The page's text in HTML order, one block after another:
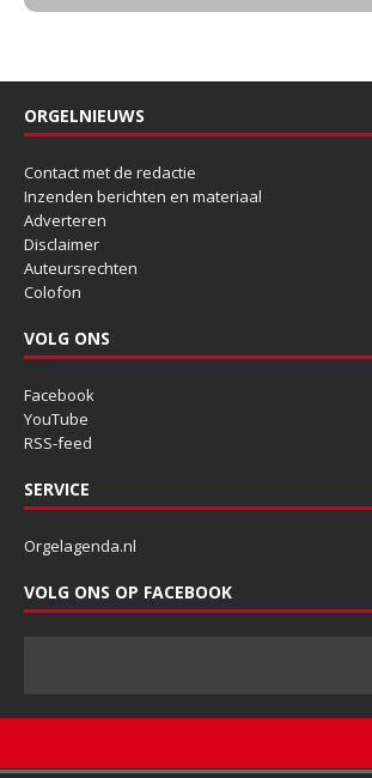
ORGELNIEUWS
Contact met de redactie
Inzenden berichten en materiaal
Adverteren
Disclaimer
Auteursrechten
Colofon
VOLG ONS
Facebook
YouTube
RSS-feed
SERVICE
Orgelagenda.nl
VOLG ONS OP FACEBOOK